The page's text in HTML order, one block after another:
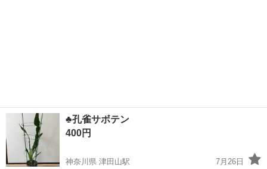
♣孔雀サボテン
400円
神奈川県 津田山駅
7月26日